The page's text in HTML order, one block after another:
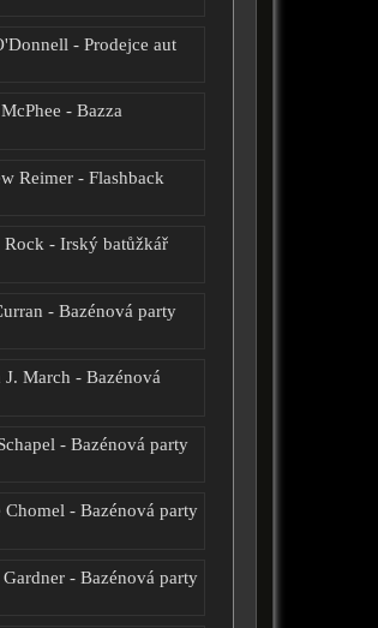
- Prodejce aut
- Bazza
Reimer - Flashback
Rock - Irský batůžkář
- Bazénová party
J. March - Bazénová
- Bazénová party
Chomel - Bazénová party
- Bazénová party